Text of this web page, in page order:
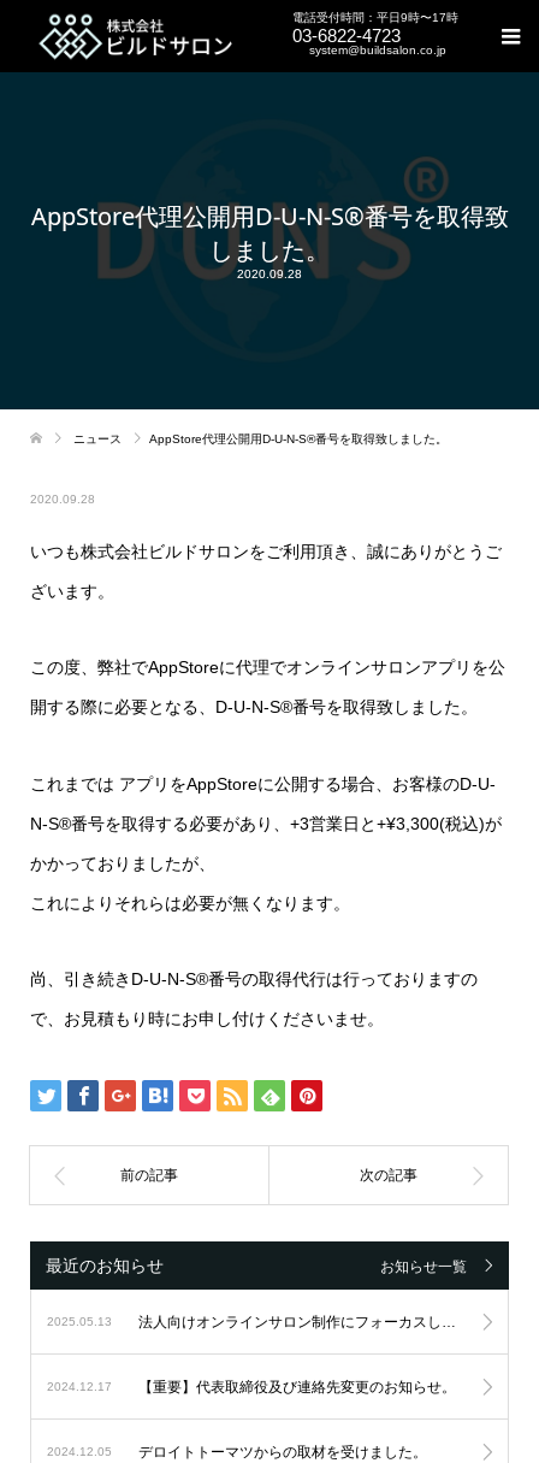
電話受付時間：平日9時〜17時
03-6822-4723
system@buildsalon.co.jp
AppStore代理公開用D-U-N-S®番号を取得致
しました。
2020.09.28
ニュース AppStore代理公開用D-U-N-S®番号を取得致しました。
2020.09.28
いつも株式会社ビルドサロンをご利用頂き、誠にありがとうご
ざいます。
この度、弊社でAppStoreに代理でオンラインサロンアプリを公
開する際に必要となる、D-U-N-S®番号を取得致しました。
これまでは アプリをAppStoreに公開する場合、お客様のD-U-
N-S®番号を取得する必要があり、+3営業日と+¥3,300(税込)が
かかっておりましたが、
これによりそれらは必要が無くなります。
尚、引き続きD-U-N-S®番号の取得代行は行っておりますの
で、お見積もり時にお申し付けくださいませ。
最近のお知らせ お知らせ一覧
2025.05.13 法人向けオンラインサロン制作にフォーカスし続け、設立6周年を迎えました。
2024.12.17 【重要】代表取締役及び連絡先変更のお知らせ。
2024.12.05 デロイトトーマツからの取材を受けました。